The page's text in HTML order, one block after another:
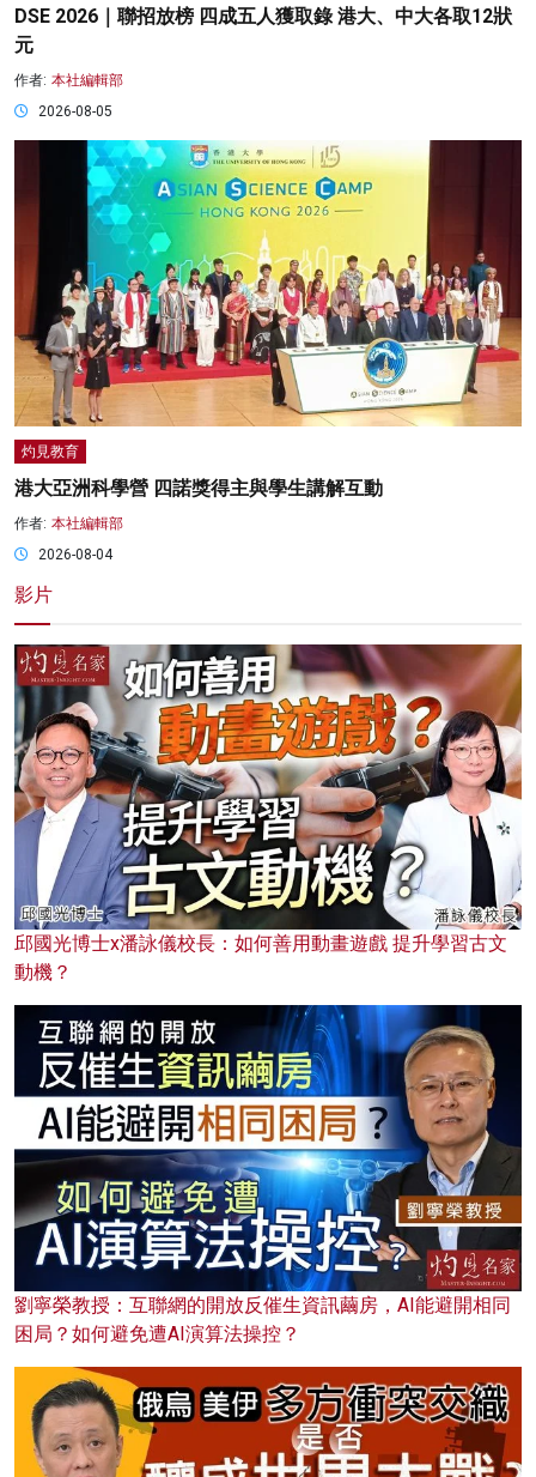
DSE 2026｜聯招放榜 四成五人獲取錄 港大、中大各取12狀
元
作者: 本社編輯部
2026-08-05
灼見教育
港大亞洲科學營 四諾獎得主與學生講解互動
作者: 本社編輯部
2026-08-04
影片
邱國光博士x潘詠儀校長：如何善用動畫遊戲 提升學習古文
動機？
劉寧榮教授：互聯網的開放反催生資訊繭房，AI能避開相同
困局？如何避免遭AI演算法操控？